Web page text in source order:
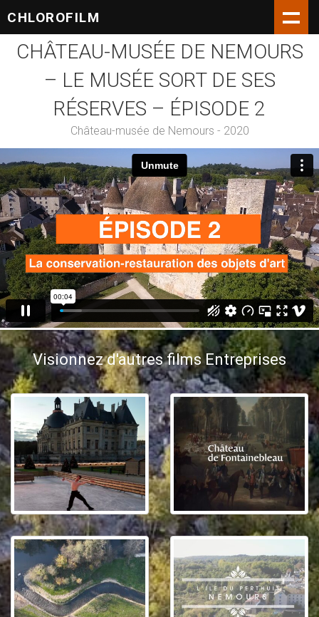
CHLOROFILM
CHÂTEAU-MUSÉE DE NEMOURS
– LE MUSÉE SORT DE SES
RÉSERVES – ÉPISODE 2
Château-musée de Nemours - 2020
Visionnez d'autres films Entreprises